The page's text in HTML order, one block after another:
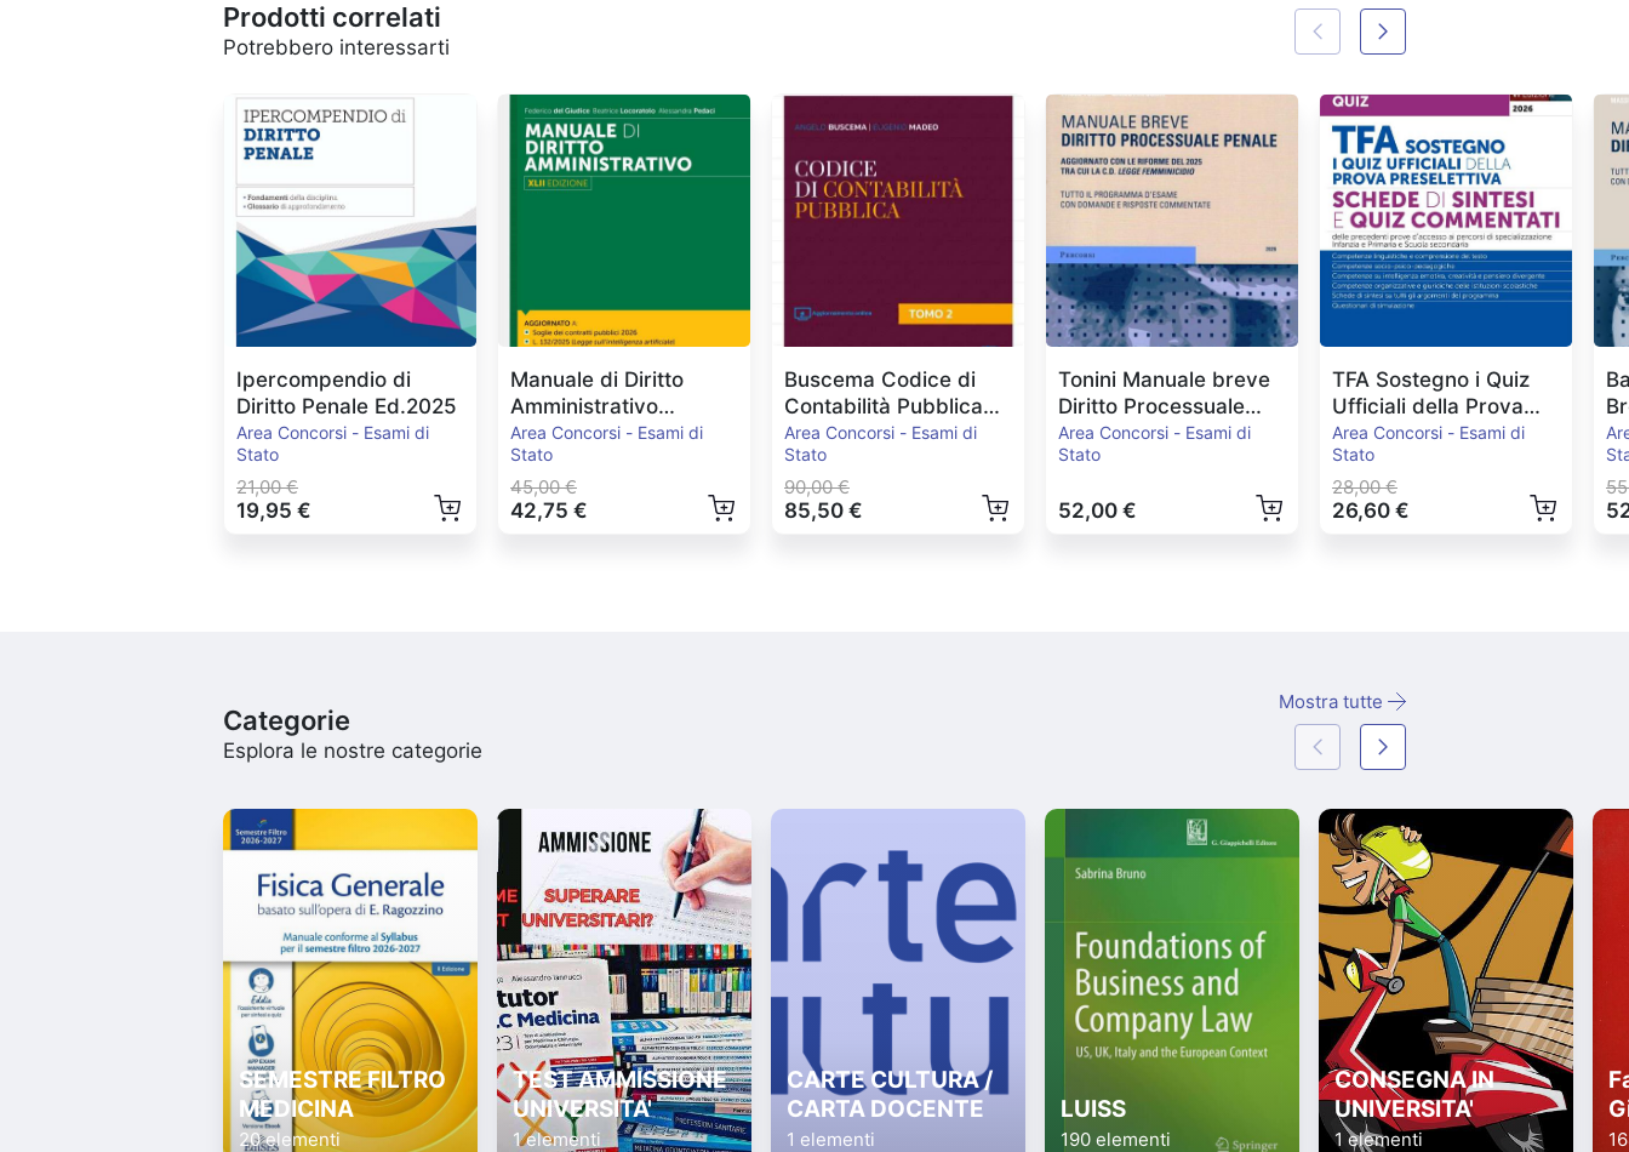
Prodotti correlati
Potrebbero interessarti
Ipercompendio di
Diritto Penale Ed.2025
Area Concorsi - Esami di
Stato
21,00 €
19,95 €
Manuale di Diritto
Amministrativo
Ed.2026
Area Concorsi - Esami di
Stato
45,00 €
42,75 €
Buscema Codice di
Contabilità Pubblica
2024
Area Concorsi - Esami di
Stato
90,00 €
85,50 €
Tonini Manuale breve
Diritto Processuale
Penale Ed.2026
Area Concorsi - Esami di
Stato
52,00 €
TFA Sostegno i Quiz
Ufficiali della Prova
Preselettiva
Area Concorsi - Esami di
Stato
28,00 €
26,60 €
Categorie
Esplora le nostre categorie
Mostra tutte
SEMESTRE FILTRO
MEDICINA
20 elementi
TEST AMMISSIONE
UNIVERSITA'
1 elementi
CARTE CULTURA /
CARTA DOCENTE
1 elementi
LUISS
190 elementi
CONSEGNA IN
UNIVERSITA'
1 elementi